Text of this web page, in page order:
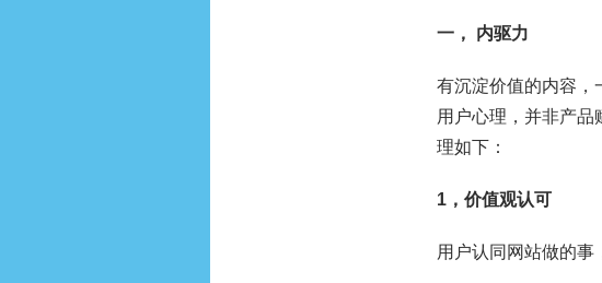
一， 内驱力
有沉淀价值的内容，
用户心理，并非产
理如下：
1，价值观认可
用户认同网站做的事